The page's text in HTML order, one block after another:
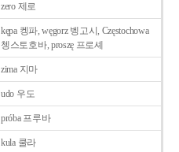
zero 제로
kępa 켕파, węgorz 벵고시, Częstochowa
쳉스토호바, proszę 프로셰
zima 지마
udo 우도
próba 프루바
kula 쿨라